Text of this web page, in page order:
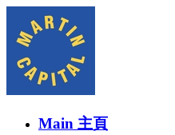
Main 主頁